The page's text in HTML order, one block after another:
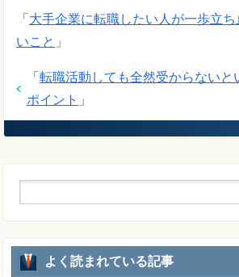
「 大手企業に転職したい人が一歩立
いこと 」
「 転職活動しても全然受からないと
ポイント 」
よく読まれている記事